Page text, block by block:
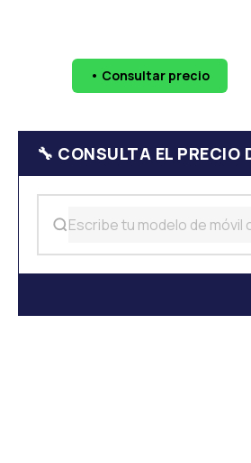
• Consultar precio
🔧 CONSULTA EL PRECIO